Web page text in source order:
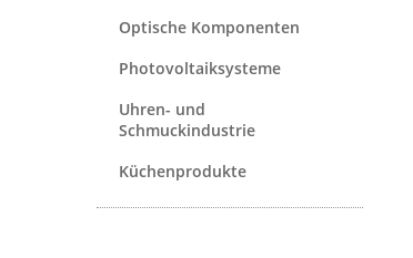
Optische Komponenten
Photovoltaiksysteme
Uhren- und
Schmuckindustrie
Küchenprodukte